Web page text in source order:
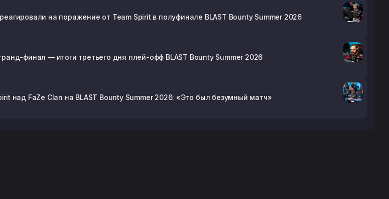
на поражение от Team Spirit в полуфинале BLAST Bounty Summer 2026
финал — итоги третьего дня плей-офф BLAST Bounty Summer 2026
над FaZe Clan на BLAST Bounty Summer 2026: «Это был безумный матч»